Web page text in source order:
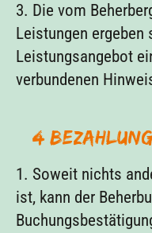
3. Die vom
Leistungen ergeben
Leistungsangebot
verbundenen
§ 4
1. Soweit nichts
ist, kann der